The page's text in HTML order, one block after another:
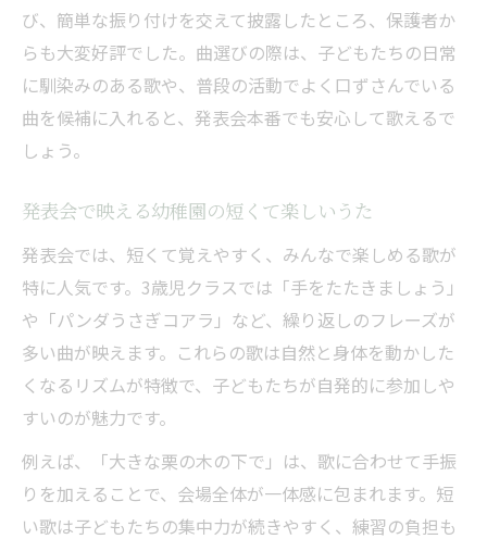
び、簡単な振り付けを交えて披露したところ、保護者か
らも大変好評でした。曲選びの際は、子どもたちの日常
に馴染みのある歌や、普段の活動でよく口ずさんでいる
曲を候補に入れると、発表会本番でも安心して歌えるで
しょう。
発表会で映える幼稚園の短くて楽しいうた
発表会では、短くて覚えやすく、みんなで楽しめる歌が
特に人気です。3歳児クラスでは「手をたたきましょう」
や「パンダうさぎコアラ」など、繰り返しのフレーズが
多い曲が映えます。これらの歌は自然と身体を動かした
くなるリズムが特徴で、子どもたちが自発的に参加しや
すいのが魅力です。
例えば、「大きな栗の木の下で」は、歌に合わせて手振
りを加えることで、会場全体が一体感に包まれます。短
い歌は子どもたちの集中力が続きやすく、練習の負担も